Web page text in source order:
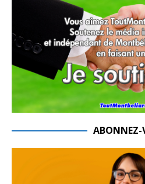
ABONNEZ-